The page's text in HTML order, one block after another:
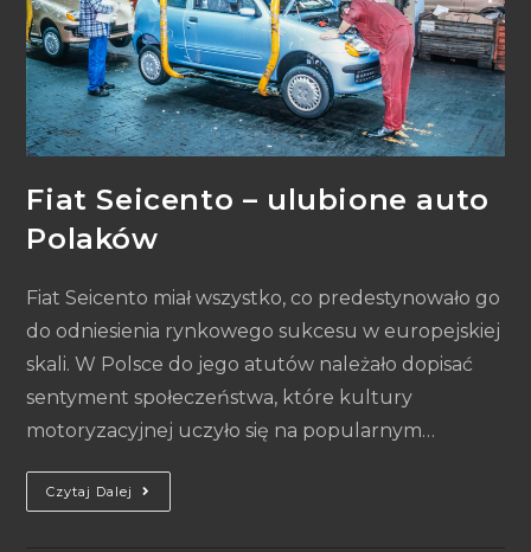
Fiat Seicento – ulubione auto
Polaków
Fiat Seicento miał wszystko, co predestynowało go
do odniesienia rynkowego sukcesu w europejskiej
skali. W Polsce do jego atutów należało dopisać
sentyment społeczeństwa, które kultury
motoryzacyjnej uczyło się na popularnym…
Czytaj Dalej